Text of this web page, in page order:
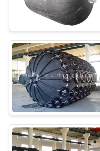
LA
QUALITÉ
NOUS
CONTACTER
DEMANDEZ
UN DEVIS
airbag